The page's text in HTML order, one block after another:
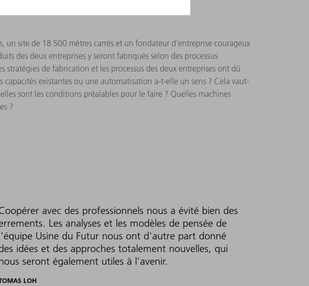
site de 18 500 mètres carrés et un fondateur d'entreprise courageux
des deux entreprises y seront fabriqués selon des processus
de fabrication et les processus des deux entreprises ont dû
existantes ou une automatisation a-t-elle un sens ? Cela vaut-
sont les conditions préalables pour le faire ? Quelles machines
?
avec des professionnels nous a évité bien des
Les analyses et les modèles de pensée de
Usine du Futur nous ont d'autre part donné
idées et des approches totalement nouvelles, qui
seront également utiles à l'avenir.
LOH